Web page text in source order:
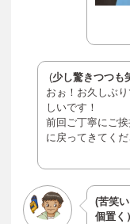
(少し驚きつつも
おぉ！お久しぶ
しいです！
前回ご丁寧にご
に戻ってきてくだ
(苦笑
個置く）